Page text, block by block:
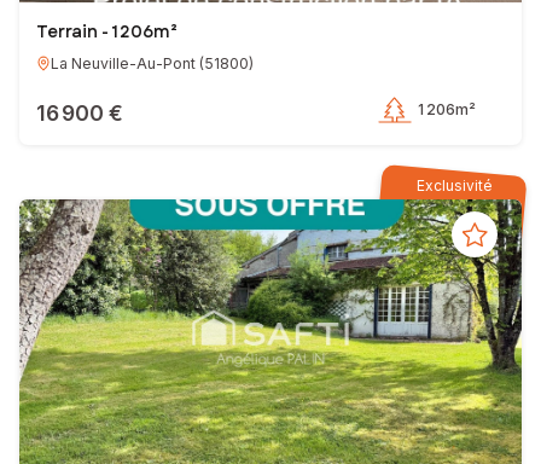
Terrain - 1 206m²
La Neuville-Au-Pont (51800)
16 900 € 1 206m²
Exclusivité